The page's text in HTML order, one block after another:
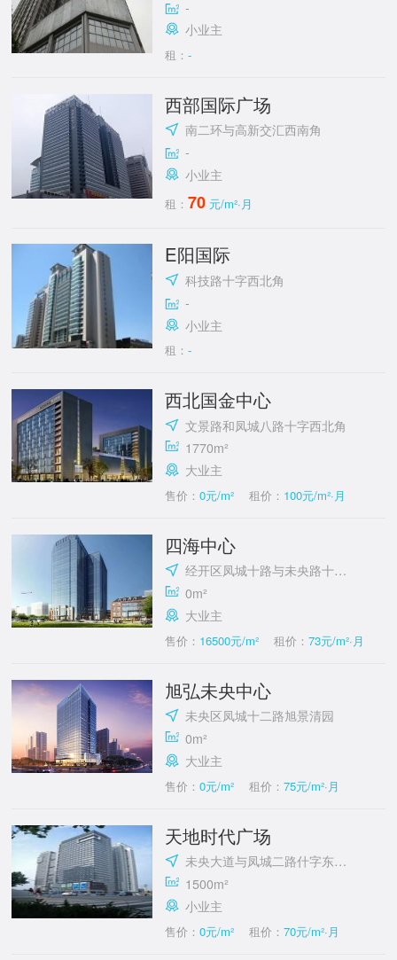
-
小业主
租：-
西部国际广场
南二环与高新交汇西南角
-
小业主
租：70 元/m²·月
E阳国际
科技路十字西北角
-
小业主
租：-
西北国金中心
文景路和凤城八路十字西北角
1770m²
大业主
售价：0元/m² 租价： 100元/m²·月
四海中心
经开区凤城十路与未央路十字东南
0m²
大业主
售价： 16500元/m² 租价： 73元/m²·月
旭弘未央中心
未央区凤城十二路旭景清园
0m²
大业主
售价：0元/m² 租价： 75元/m²·月
天地时代广场
未央大道与凤城二路什字东北角
1500m²
小业主
售价：0元/m² 租价： 70元/m²·月